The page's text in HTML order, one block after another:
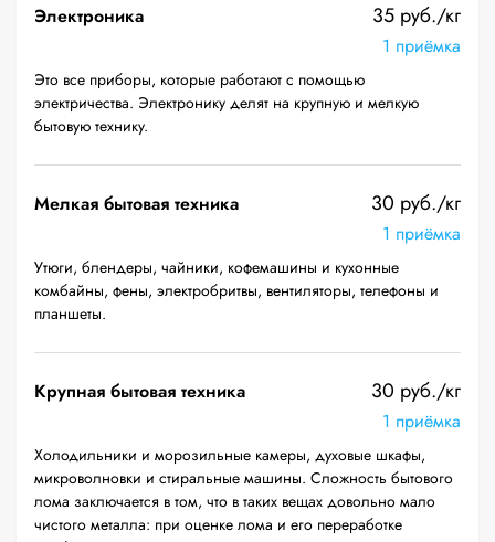
Электроника 35 руб./кг
1 приёмка
Это все приборы, которые работают с помощью
электричества. Электронику делят на крупную и мелкую
бытовую технику.
Мелкая бытовая техника 30 руб./кг
1 приёмка
Утюги, блендеры, чайники, кофемашины и кухонные
комбайны, фены, электробритвы, вентиляторы, телефоны и
планшеты.
Крупная бытовая техника 30 руб./кг
1 приёмка
Холодильники и морозильные камеры, духовые шкафы,
микроволновки и стиральные машины. Сложность бытового
лома заключается в том, что в таких вещах довольно мало
чистого металла: при оценке лома и его переработке